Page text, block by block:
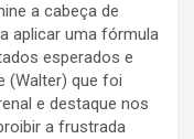
a cabeça de
aplicar uma fórmula
esperados e
(Walter) que foi
e destaque nos
a frustrada